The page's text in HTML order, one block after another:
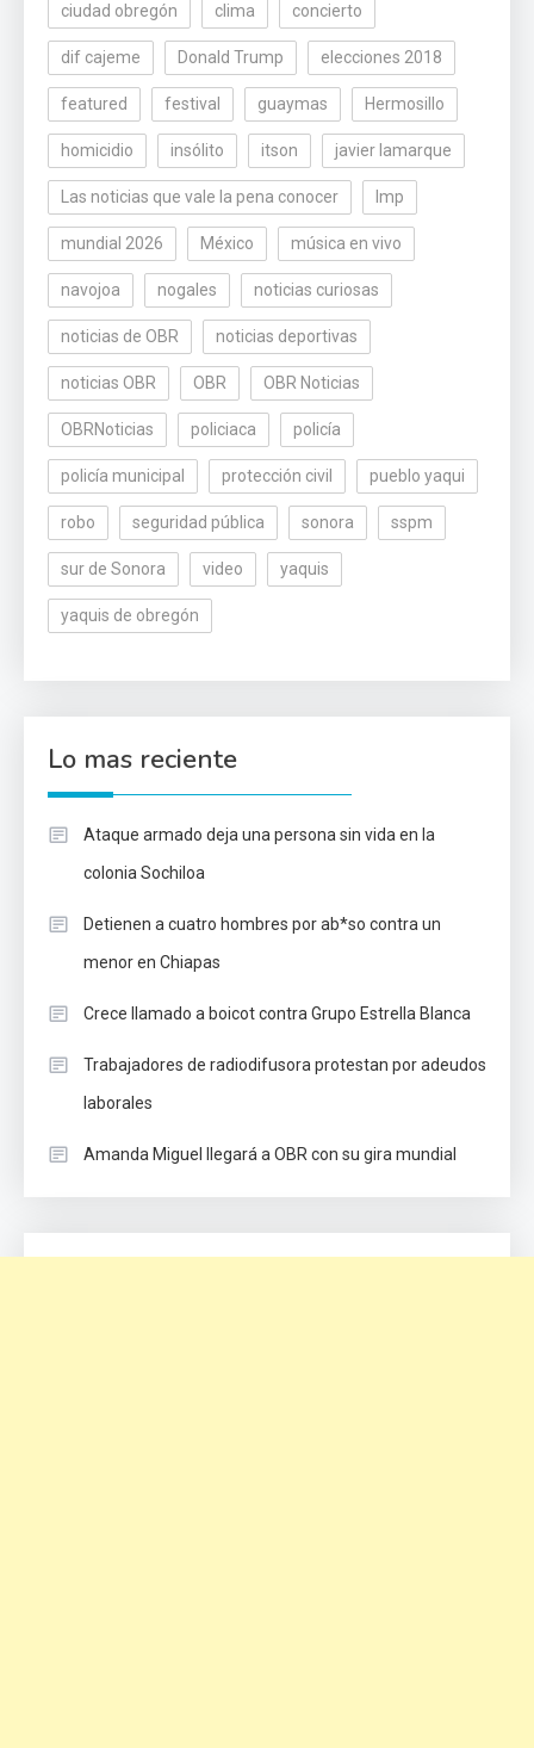
ciudad obregón clima concierto
dif cajeme Donald Trump elecciones 2018
featured festival guaymas Hermosillo
homicidio insólito itson javier lamarque
Las noticias que vale la pena conocer lmp
mundial 2026 México música en vivo
navojoa nogales noticias curiosas
noticias de OBR noticias deportivas
noticias OBR OBR OBR Noticias
OBRNoticias policiaca policía
policía municipal protección civil pueblo yaqui
robo seguridad pública sonora sspm
sur de Sonora video yaquis
yaquis de obregón
Lo mas reciente
Ataque armado deja una persona sin vida en la
colonia Sochiloa
Detienen a cuatro hombres por ab*so contra un
menor en Chiapas
Crece llamado a boicot contra Grupo Estrella Blanca
Trabajadores de radiodifusora protestan por adeudos
laborales
Amanda Miguel llegará a OBR con su gira mundial